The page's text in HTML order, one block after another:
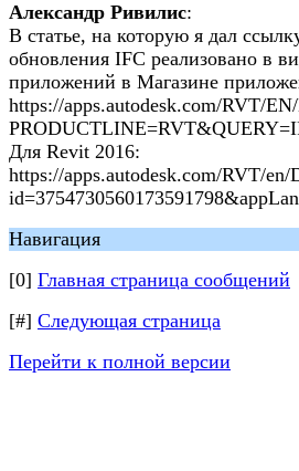
Александр Ривилис:
В статье, на которую я дал
обновления IFC реализовано в
приложений в Магазине
https://apps.autodesk.com/RVT/
Для Revit 2016:
https://apps.autodesk.com/RVT/en/
Навигация
[0] Главная страница сообщений
[#] Следующая страница
Перейти к полной версии